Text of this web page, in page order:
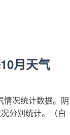
月天气
情况统计数据。阴
分别统计。（白